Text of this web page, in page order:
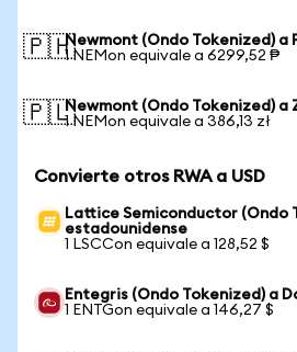
🇵🇭Newmont (Ondo Tokenized) a
1 NEMon equivale a 6299,52 ₱
🇵🇱Newmont (Ondo Tokenized) a
1 NEMon equivale a 386,13 zł
Convierte otros RWA a USD
Lattice Semiconductor (Ondo
estadounidense
1 LSCCon equivale a 128,52 $
Entegris (Ondo Tokenized) a
1 ENTGon equivale a 146,27 $